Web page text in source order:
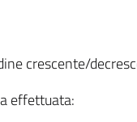
crescente/
effettuata: